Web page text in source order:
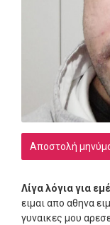
Αποστολή
Λίγα λόγια για
ειμαι απο αθηνα
γυναικες μου